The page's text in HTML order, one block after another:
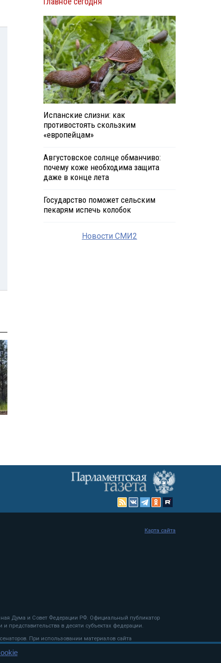
Испанские слизни: как
противостоять скользким
«европейцам»
Августовское солнце обманчиво:
почему коже необходима защита
даже в конце лета
Государство поможет сельским
пекарям испечь колобок
Новости СМИ2
Дума и Совет Федерации РФ. Официальный публикатор
представительства в десяти субъектах федерации.
При использовании материалов сайта
Карта сайта